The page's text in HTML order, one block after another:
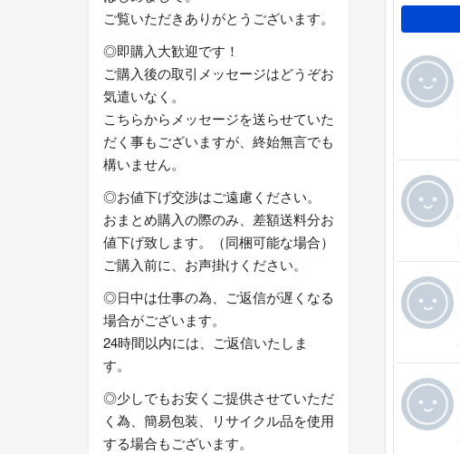
ご覧いただきありがとうございます。
◎即購入大歓迎です！
ご購入後の取引メッセージはどうぞお
気遣いなく。
こちらからメッセージを送らせていた
だく事もございますが、終始無言でも
構いません。
◎お値下げ交渉はご遠慮ください。
おまとめ購入の際のみ、差額送料分お
値下げ致します。（同梱可能な場合）
ご購入前に、お声掛けください。
◎日中は仕事の為、ご返信が遅くなる
場合がございます。
24時間以内には、ご返信いたしま
す。
◎少しでもお安くご提供させていただ
く為、簡易包装、リサイクル品を使用
する場合もございます。